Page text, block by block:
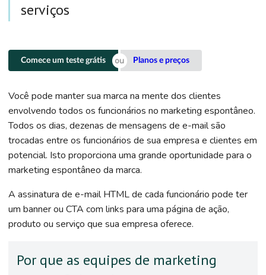
serviços
Comece um teste grátis Planos e preços
Você pode manter sua marca na mente dos clientes
envolvendo todos os funcionários no marketing espontâneo.
Todos os dias, dezenas de mensagens de e-mail são
trocadas entre os funcionários de sua empresa e clientes em
potencial. Isto proporciona uma grande oportunidade para o
marketing espontâneo da marca.
A assinatura de e-mail HTML de cada funcionário pode ter
um banner ou CTA com links para uma página de ação,
produto ou serviço que sua empresa oferece.
Por que as equipes de marketing